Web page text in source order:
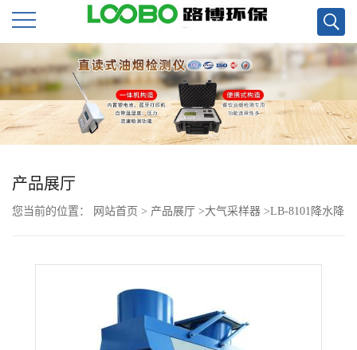
公
司
首
页
公
产品展厅
您当前的位置： 网站首页 > 产品展厅 >大气采样器 >LB-8101降水降